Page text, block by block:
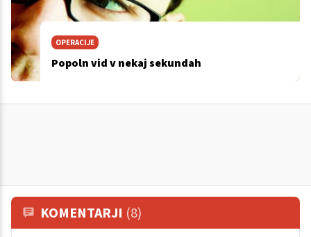
OPERACIJE
Popoln vid v nekaj sekundah
KOMENTARJI (8)